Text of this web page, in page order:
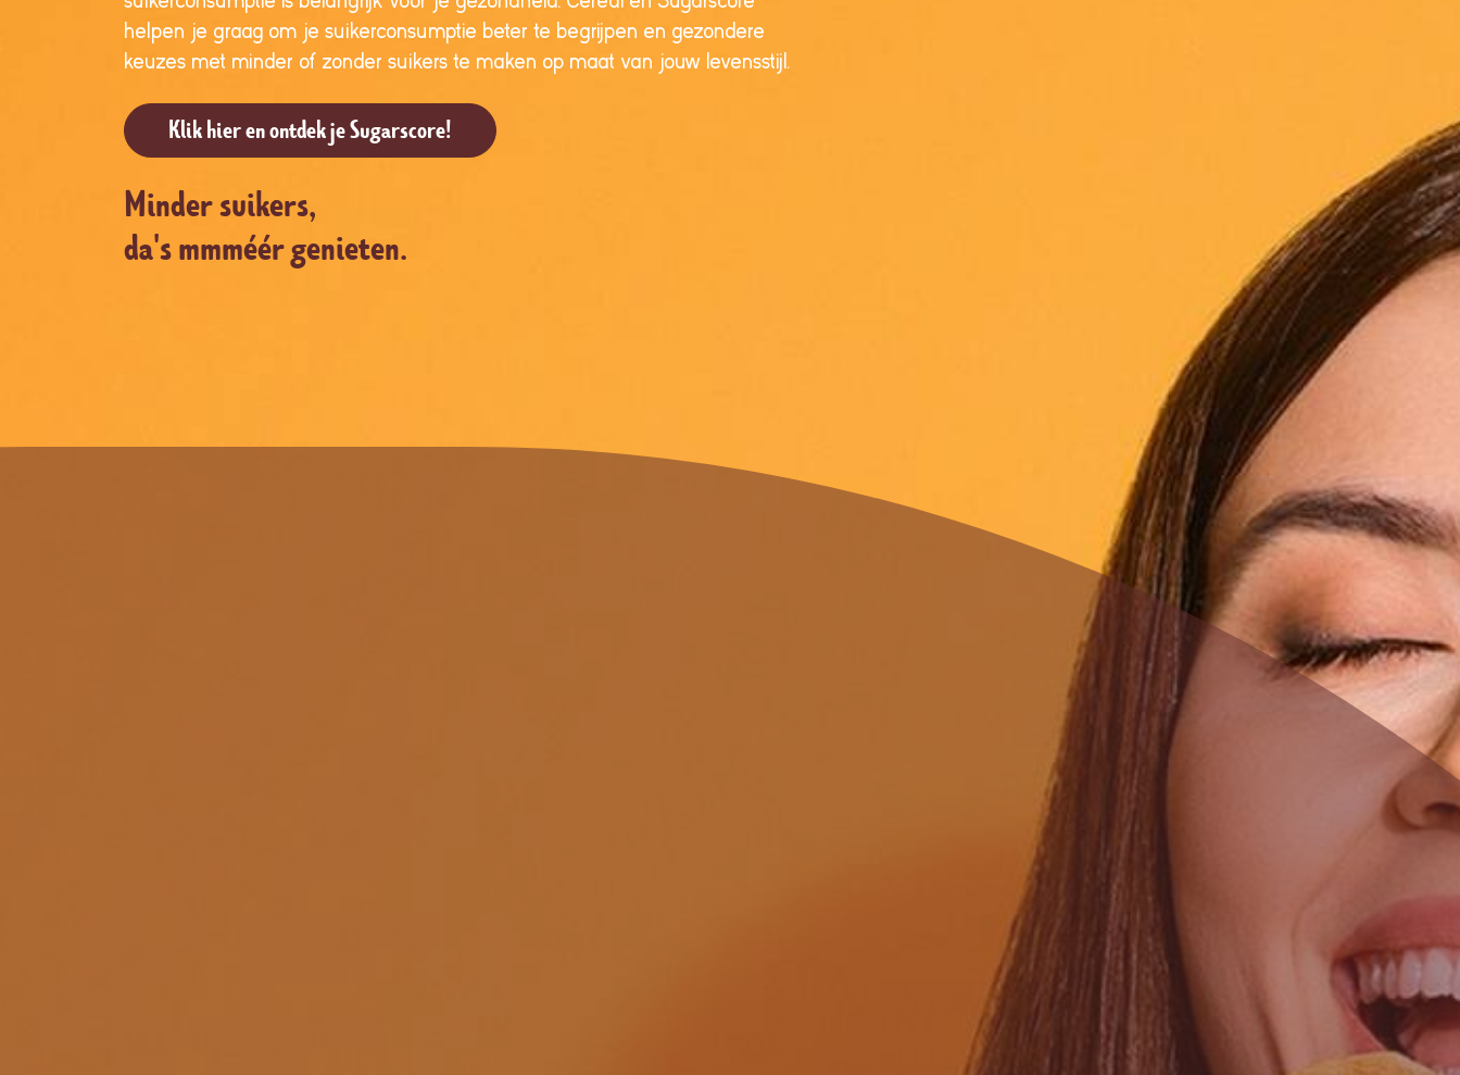
helpen je graag om je suikerconsumptie beter te begrijpen en gezondere
keuzes met minder of zonder suikers te maken op maat van jouw levensstijl.
Klik hier en ontdek je Sugarscore!
Minder suikers,
da's mmméér genieten.